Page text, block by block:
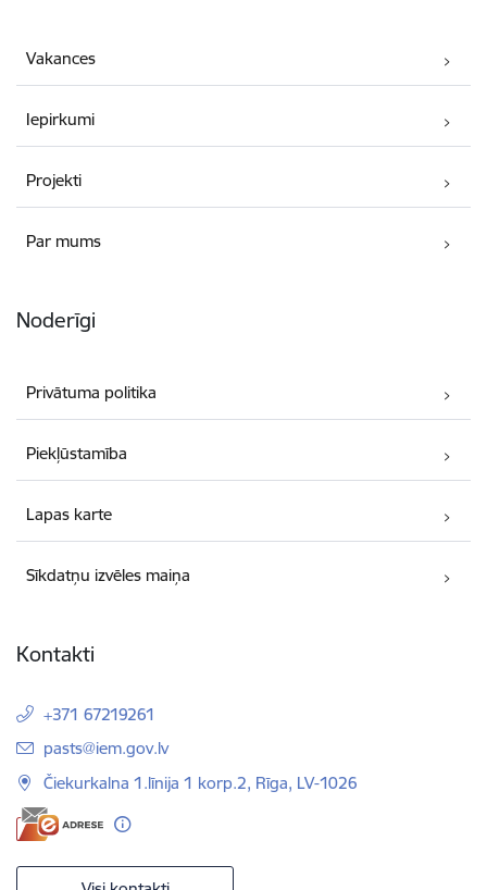
Vakances
Iepirkumi
Projekti
Par mums
Noderīgi
Privātuma politika
Piekļūstamība
Lapas karte
Sīkdatņu izvēles maiņa
Kontakti
+371 67219261
E-pasts:
pasts@iem.gov.lv
Čiekurkalna 1.līnija 1 korp.2, Rīga, LV-1026